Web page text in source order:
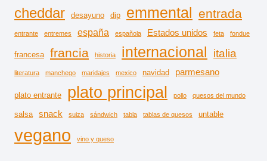
cheddar desayuno dip emmental entrada
entrante entremes españa española Estados unidos feta fondue
francesa francia historia internacional italia
literatura manchego maridajes mexico navidad parmesano
plato entrante plato principal pollo quesos del mundo
salsa snack suiza sándwich tabla tablas de quesos untable
vegano vino y queso